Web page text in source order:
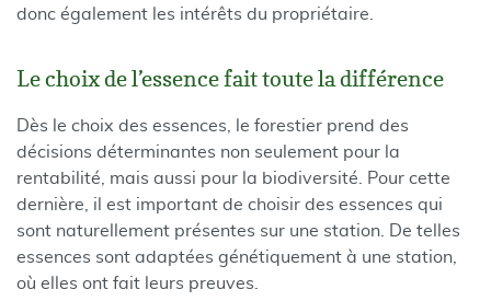
donc également les intérêts du propriétaire.
Le choix de l’essence fait toute la différence
Dès le choix des essences, le forestier prend des
décisions déterminantes non seulement pour la
rentabilité, mais aussi pour la biodiversité. Pour cette
dernière, il est important de choisir des essences qui
sont naturellement présentes sur une station. De telles
essences sont adaptées génétiquement à une station,
où elles ont fait leurs preuves.